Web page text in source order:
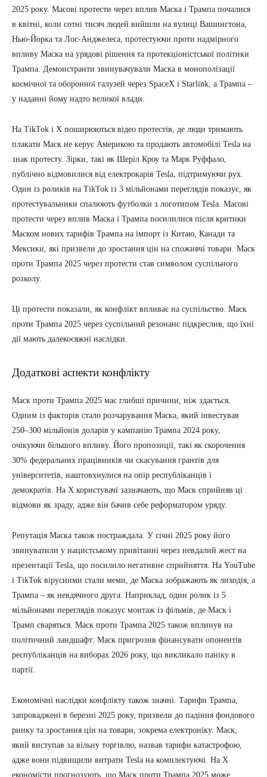
2025 року. Масові протести через вплив Маска і Трампа почалися
в квітні, коли сотні тисяч людей вийшли на вулиці Вашингтона,
Нью-Йорка та Лос-Анджелеса, протестуючи проти надмірного
впливу Маска на урядові рішення та протекціоністської політики
Трампа. Демонстранти звинувачували Маска в монополізації
космічної та оборонної галузей через SpaceX і Starlink, а Трампа –
у наданні йому надто великої влади.
На TikTok і X поширюються відео протестів, де люди тримають
плакати Маск не керує Америкою та продають автомобілі Tesla на
знак протесту. Зірки, такі як Шеріл Кроу та Марк Руффало,
публічно відмовилися від електрокарів Tesla, підтримуючи рух.
Один із роликів на TikTok із 3 мільйонами переглядів показує, як
протестувальники спалюють футболки з логотипом Tesla. Масові
протести через вплив Маска і Трампа посилилися після критики
Маском нових тарифів Трампа на імпорт із Китаю, Канади та
Мексики, які призвели до зростання цін на споживчі товари. Маск
проти Трампа 2025 через протести став символом суспільного
розколу.
Ці протести показали, як конфлікт впливає на суспільство. Маск
проти Трампа 2025 через суспільний резонанс підкреслив, що їхні
дії мають далекосяжні наслідки.
Додаткові аспекти конфлікту
Маск проти Трампа 2025 має глибші причини, ніж здається.
Одним із факторів стало розчарування Маска, який інвестував
250–300 мільйонів доларів у кампанію Трампа 2024 року,
очікуючи більшого впливу. Його пропозиції, такі як скорочення
30% федеральних працівників чи скасування грантів для
університетів, наштовхнулися на опір республіканців і
демократів. На X користувачі зазначають, що Маск сприйняв ці
відмови як зраду, адже він бачив себе реформатором уряду.
Репутація Маска також постраждала. У січні 2025 року його
звинуватили у нацистському привітанні через невдалий жест на
презентації Tesla, що посилило негативне сприйняття. На YouTube
і TikTok вірусними стали меми, де Маска зображають як лиходія, а
Трампа – як невдячного друга. Наприклад, один ролик із 5
мільйонами переглядів показує монтаж із фільмів, де Маск і
Трамп сваряться. Маск проти Трампа 2025 також вплинув на
політичний ландшафт: Маск пригрозив фінансувати опонентів
республіканців на виборах 2026 року, що викликало паніку в
партії.
Економічні наслідки конфлікту також значні. Тарифи Трампа,
запроваджені в березні 2025 року, призвели до падіння фондового
ринку та зростання цін на товари, зокрема електроніку. Маск,
який виступав за вільну торгівлю, назвав тарифи катастрофою,
адже вони підвищили витрати Tesla на комплектуючі. На X
економісти прогнозують, що Маск проти Трампа 2025 може